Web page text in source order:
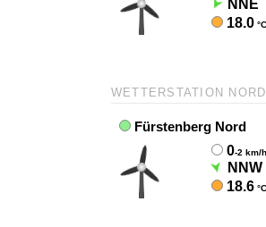
WETTERSTATION NORD